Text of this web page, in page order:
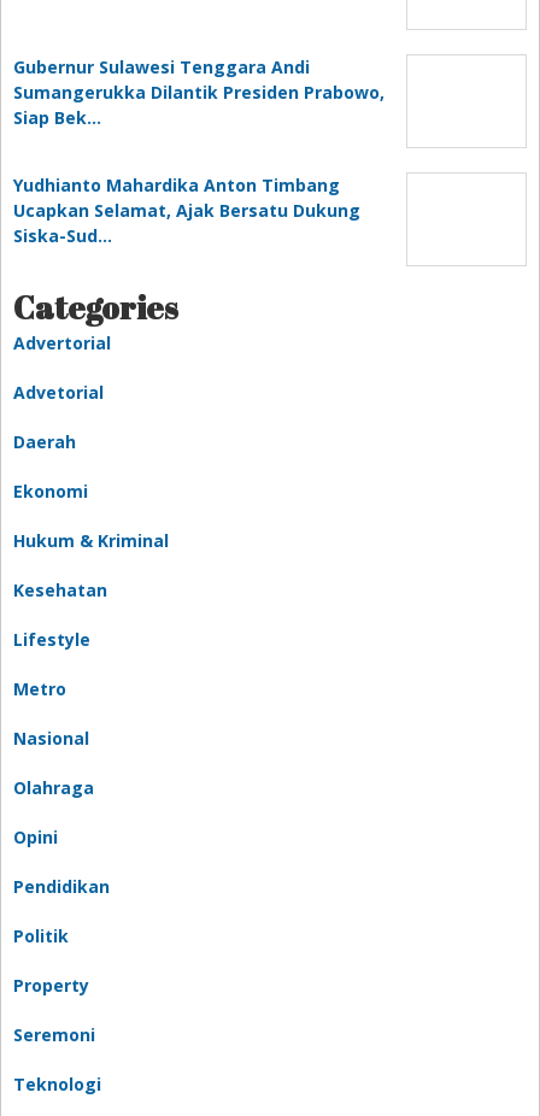
Gubernur Sulawesi Tenggara Andi
Sumangerukka Dilantik Presiden Prabowo,
Siap Bek…
Yudhianto Mahardika Anton Timbang
Ucapkan Selamat, Ajak Bersatu Dukung
Siska-Sud…
Categories
Advertorial
Advetorial
Daerah
Ekonomi
Hukum & Kriminal
Kesehatan
Lifestyle
Metro
Nasional
Olahraga
Opini
Pendidikan
Politik
Property
Seremoni
Teknologi